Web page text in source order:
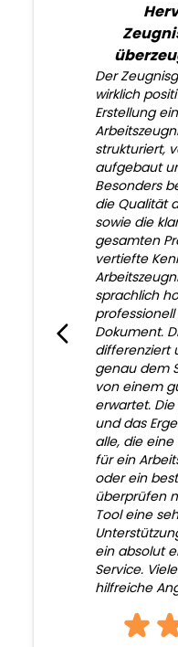
Der
wirklich
Erstellung
strukturiert,
aufgebaut
Besonders
die Qualität
sowie die
gesamten
vertiefte
sprachlich
Dokument.
differenziert
genau dem
von einem
erwartet.
und das
alle, die
für ein
oder ein
überprüfen
Tool eine
ein absolut
Service.
hilfreiche